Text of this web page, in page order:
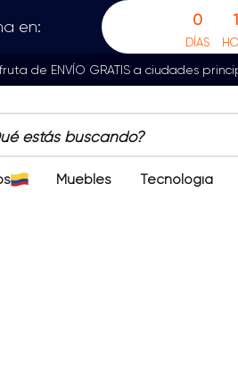
en: 0
DÍAS
de ENVÍO GRATIS a ciudades
buscando?
Muebles Tecnología